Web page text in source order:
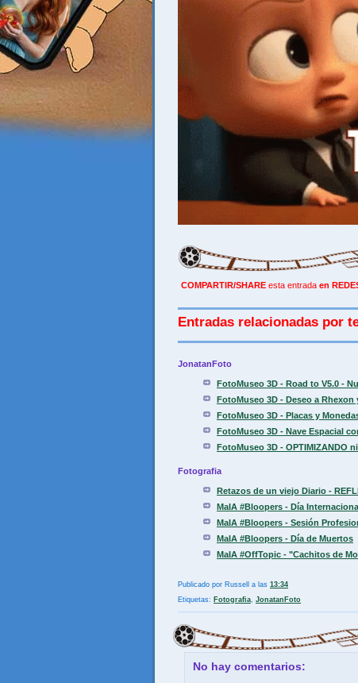
COMPARTIR/SHARE esta entrada en
Entradas relacionadas por
JonatanFoto
FotoMuseo 3D - Road to V5.0 -
FotoMuseo 3D - Deseo a
FotoMuseo 3D - Placas y
FotoMuseo 3D - Nave Espacial
FotoMuseo 3D - OPTIMIZANDO
Fotografia
Retazos de un viejo Diario -
MaIA #Bloopers - Día
MaIA #Bloopers - Sesión
MaIA #Bloopers - Día de Muertos
MaIA #OffTopic - "Cachitos de
Publicado por Russell a las 13:34
Etiquetas: Fotografia JonatanFoto
No hay comentarios: